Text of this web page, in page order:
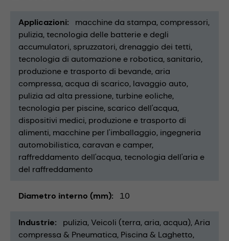
Applicazioni macchine da stampa compressori
pulizia tecnologia delle batterie e degli
accumulatori spruzzatori drenaggio dei tetti
tecnologia di automazione e robotica sanitario
produzione e trasporto di bevande aria
compressa acqua di scarico lavaggio auto
pulizia ad alta pressione turbine eoliche
tecnologia per piscine scarico dell'acqua
dispositivi medici produzione e trasporto di
alimenti macchine per l'imballaggio ingegneria
automobilistica caravan e camper
raffreddamento dell'acqua tecnologia dell'aria e
del raffreddamento
Diametro interno (mm) 10
Industrie pulizia Veicoli (terra, aria, acqua) Aria
compressa & Pneumatica Piscina & Laghetto